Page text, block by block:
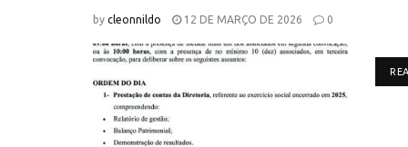
by cleonnildo 12 DE MARÇO DE 2026 0